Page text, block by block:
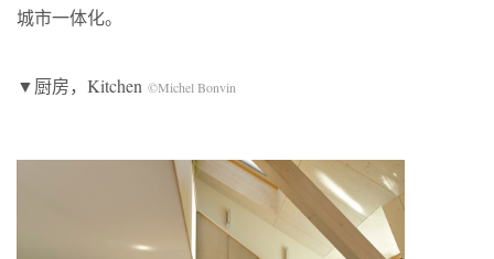
城市一体化。
▼厨房，Kitchen ©Michel Bonvin